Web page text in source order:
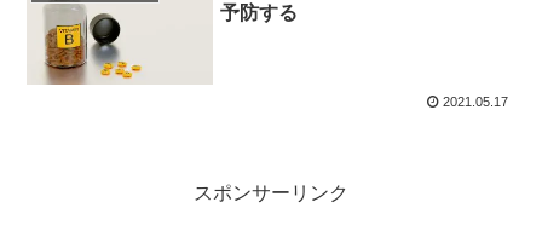
予防する
2021.05.17
スポンサーリンク